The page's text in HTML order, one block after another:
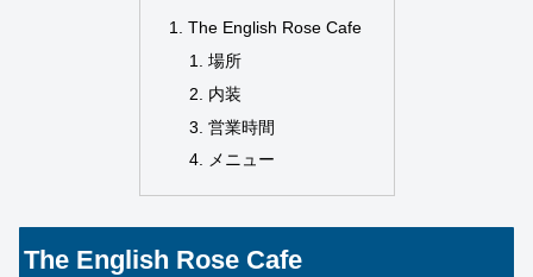
The English Rose Cafe
場所
内装
営業時間
メニュー
The English Rose Cafe